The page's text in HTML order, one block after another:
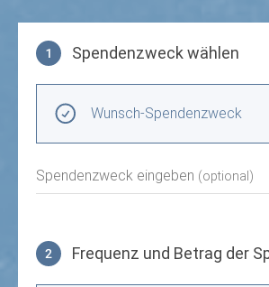
1 Spendenzweck wählen
Wunsch-Spendenzweck
Spendenzweck eingeben (optional)
2 Frequenz und Betrag der